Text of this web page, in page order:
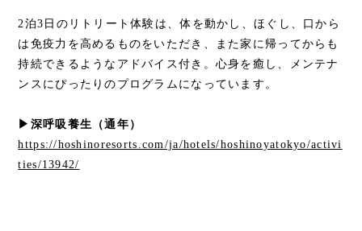
2泊3日のリトリート体験は、体を動かし、ほぐし、口から
は免疫力を高めるものをいただき、また家に帰ってからも
持続できるようなアドバイス付き。心身を癒し、メンテナ
ンスにぴったりのプログラムになっています。
▶深呼吸養生（通年）
https://hoshinoresorts.com/ja/hotels/hoshinoyatokyo/activi
ties/13942/